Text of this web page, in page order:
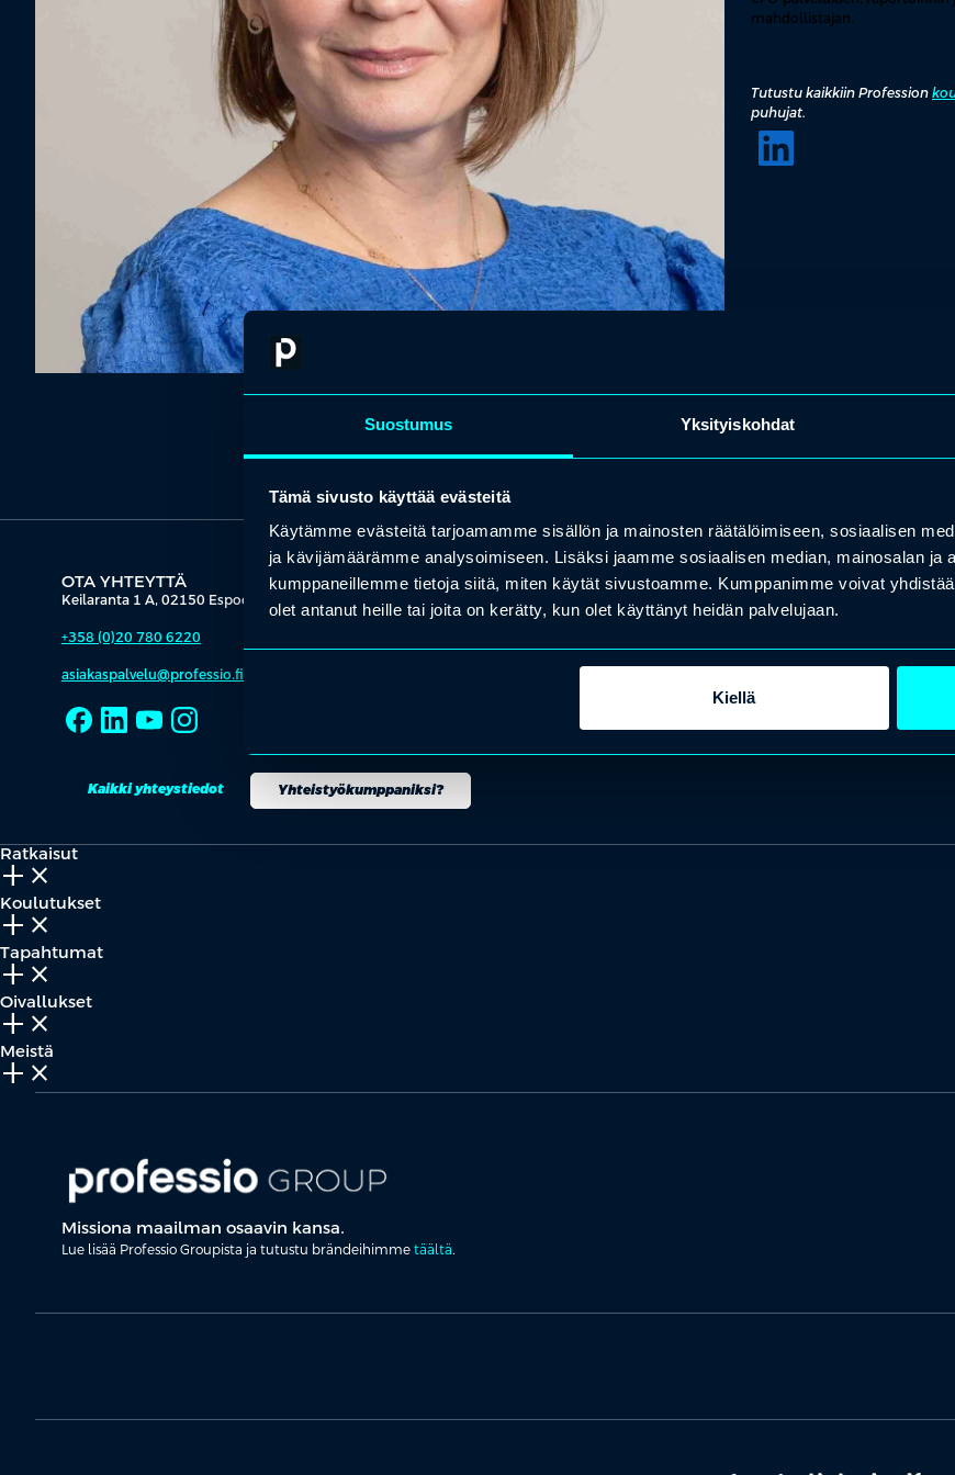
Suostumus Yksityiskohdat
Tämä sivusto käyttää evästeitä
Käytämme evästeitä tarjoamamme sisällön ja mainosten räätälöimiseen, sosiaalisen
ja kävijämäärämme analysoimiseen. Lisäksi jaamme sosiaalisen median, mainosalan ja
kumppaneillemme tietoja siitä, miten käytät sivustoamme. Kumppanimme voivat
olet antanut heille tai joita on kerätty, kun olet käyttänyt heidän palvelujaan.
Kiellä
mahdollistajan.
Tutustu kaikkiin Profession
puhujat.
OTA YHTEYTTÄ
Keilaranta 1 A, 02150 Espoo
+358 (0)20 780 6220
asiakaspalvelu@professio.fi
Kaikki yhteystiedot Yhteistyökumppaniksi?
Ratkaisut
add_2 close
Koulutukset
add_2 close
Tapahtumat
add_2 close
Oivallukset
add_2 close
Meistä
add_2 close
Missiona maailman osaavin kansa.
Lue lisää Professio Groupista ja tutustu brändeihimme täältä.